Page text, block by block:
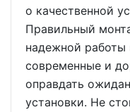
о качественной
Правильный
надежной
современные и
оправдать
установки. Не